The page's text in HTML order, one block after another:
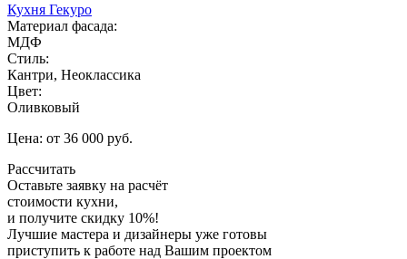
Кухня Гекуро
Материал фасада:
МДФ
Стиль:
Кантри, Неоклассика
Цвет:
Оливковый
Цена: от 36 000 руб.
Рассчитать
Оставьте заявку на расчёт
стоимости кухни,
и получите скидку 10%!
Лучшие мастера и дизайнеры уже готовы
приступить к работе над Вашим проектом